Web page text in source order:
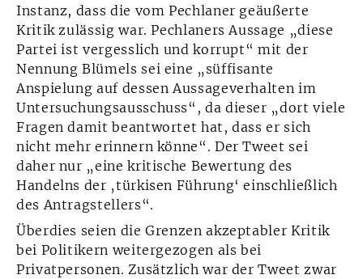
Instanz, dass die vom Pechlaner geäußerte
Kritik zulässig war. Pechlaners Aussage „diese
Partei ist vergesslich und korrupt“ mit der
Nennung Blümels sei eine „süffisante
Anspielung auf dessen Aussageverhalten im
Untersuchungsausschuss“, da dieser „dort viele
Fragen damit beantwortet hat, dass er sich
nicht mehr erinnern könne“. Der Tweet sei
daher nur „eine kritische Bewertung des
Handelns der ‚türkisen Führung‘ einschließlich
des Antragstellers“.
Überdies seien die Grenzen akzeptabler Kritik
bei Politikern weitergezogen als bei
Privatpersonen. Zusätzlich war der Tweet zwar